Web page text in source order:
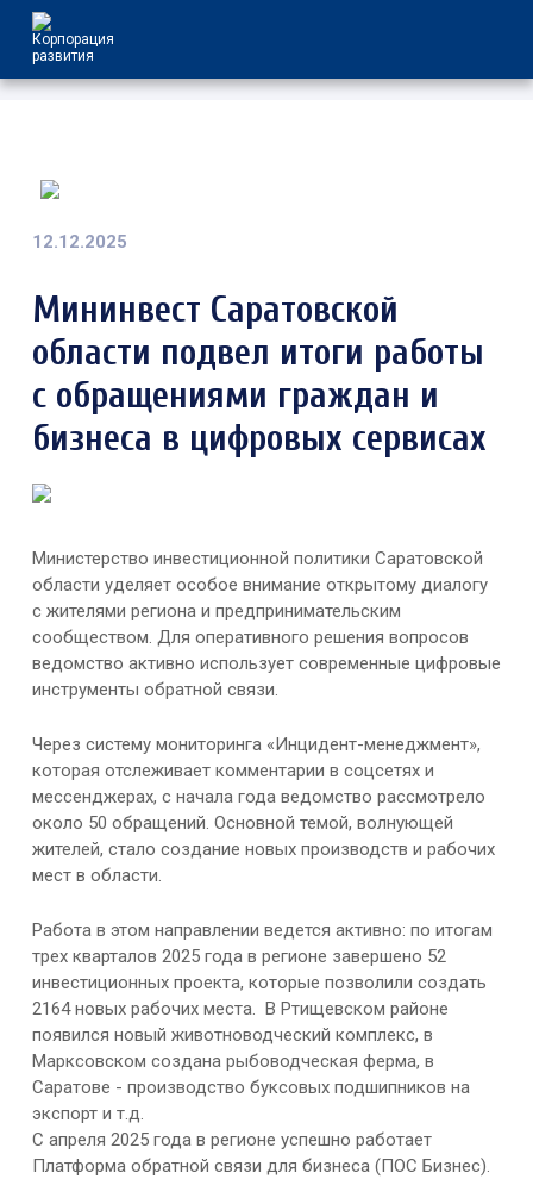
Мининвест Саратовской
области подвел итоги работы
с обращениями граждан и
бизнеса в цифровых сервисах
12.12.2025
Министерство инвестиционной политики Саратовской
области уделяет особое внимание открытому диалогу
с жителями региона и предпринимательским
сообществом. Для оперативного решения вопросов
ведомство активно использует современные цифровые
инструменты обратной связи.
Через систему мониторинга «Инцидент-менеджмент»,
которая отслеживает комментарии в соцсетях и
мессенджерах, с начала года ведомство рассмотрело
около 50 обращений. Основной темой, волнующей
жителей, стало создание новых производств и рабочих
мест в области.
Работа в этом направлении ведется активно: по итогам
трех кварталов 2025 года в регионе завершено 52
инвестиционных проекта, которые позволили создать
2164 новых рабочих места. В Ртищевском районе
появился новый животноводческий комплекс, в
Марксовском создана рыбоводческая ферма, в
Саратове - производство буксовых подшипников на
экспорт и т.д.
С апреля 2025 года в регионе успешно работает
Платформа обратной связи для бизнеса (ПОС Бизнес).